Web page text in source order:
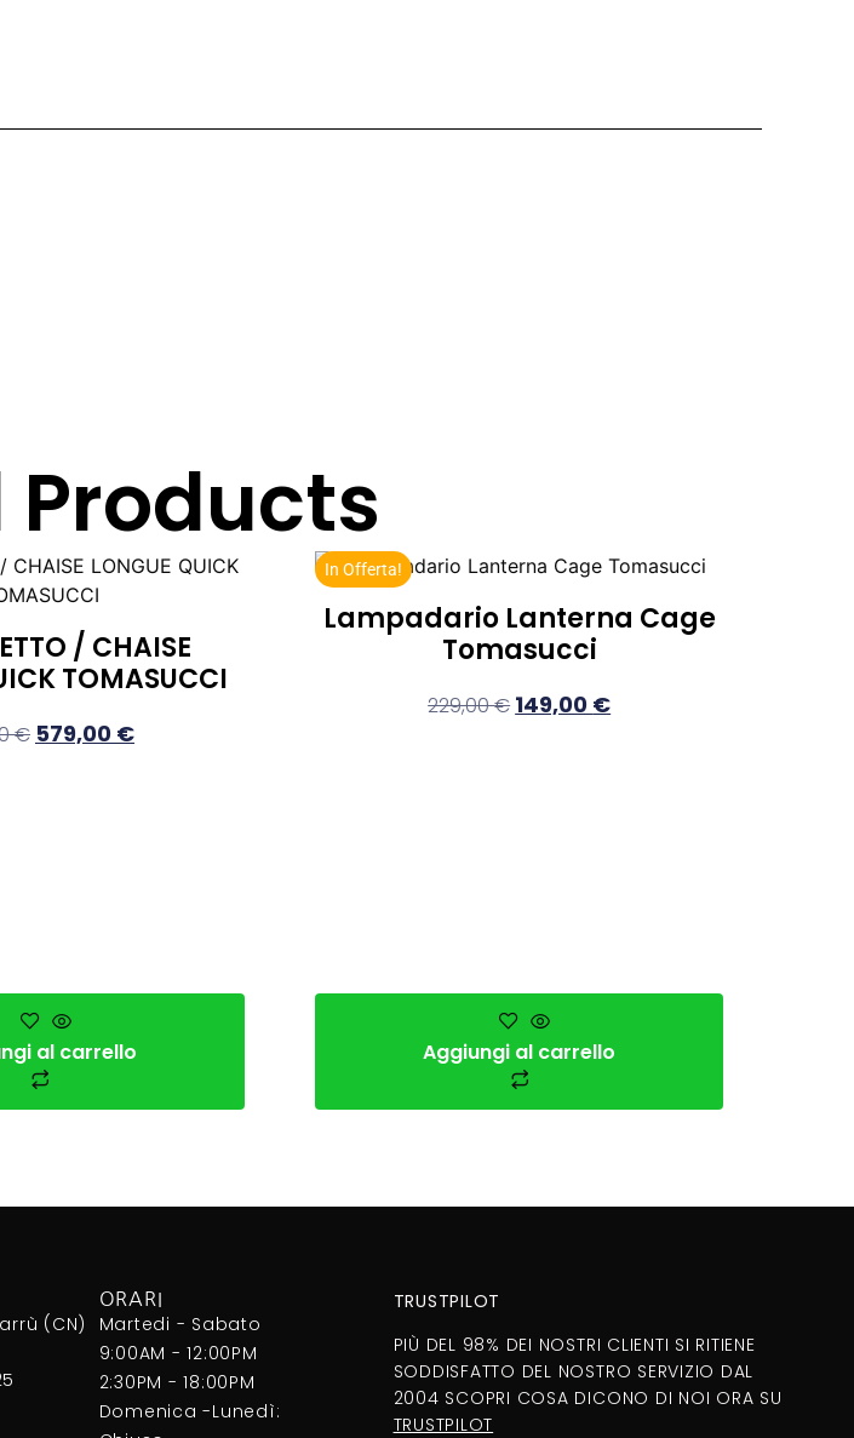
Products
/ CHAISE
TOMASUCCI
€ 579,00 €
al carrello
In Offerta!
Lampadario Lanterna Cage
Tomasucci
229,00€ 149,00 €
Aggiungi al carrello
(CN)
ORARI
Martedi - Sabato
9:00AM - 12:00PM
2:30PM - 18:00PM
Domenica -Lunedì:
TRUSTPILOT
PIÙ DEL 98% DEI NOSTRI CLIENTI SI RITIENE
SODDISFATTO DEL NOSTRO SERVIZIO DAL
2004 SCOPRI COSA DICONO DI NOI ORA SU
TRUSTPILOT